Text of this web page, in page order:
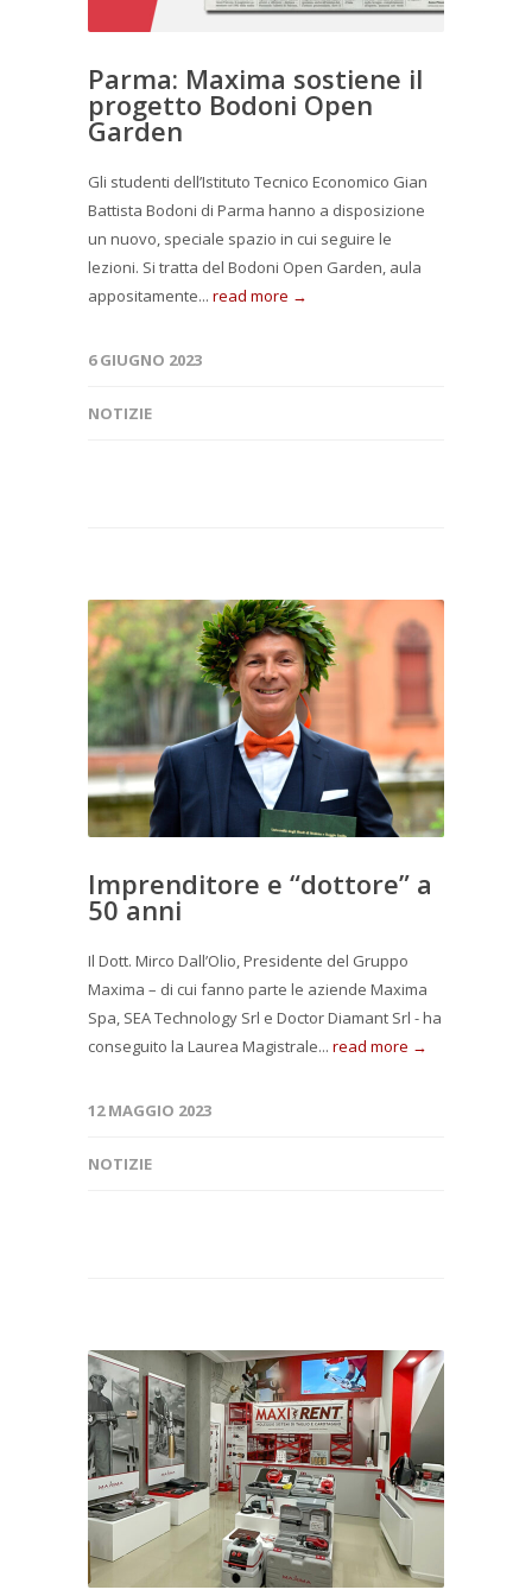
Parma: Maxima sostiene il
progetto Bodoni Open
Garden
Gli studenti dell’Istituto Tecnico Economico Gian
Battista Bodoni di Parma hanno a disposizione
un nuovo, speciale spazio in cui seguire le
lezioni. Si tratta del Bodoni Open Garden, aula
appositamente... read more →
6 GIUGNO 2023
NOTIZIE
Imprenditore e “dottore” a
50 anni
Il Dott. Mirco Dall’Olio, Presidente del Gruppo
Maxima – di cui fanno parte le aziende Maxima
Spa, SEA Technology Srl e Doctor Diamant Srl - ha
conseguito la Laurea Magistrale... read more →
12 MAGGIO 2023
NOTIZIE